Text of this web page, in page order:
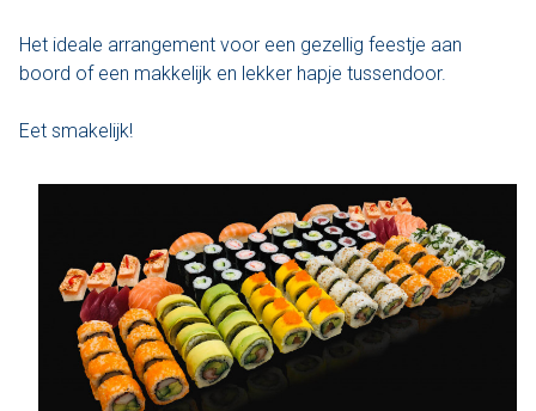
Varen & Tapas
Varen & Lunch
Varen & BBQ
Onze sloepen
Contact
Werken bij Sloep Huren Utrecht
Het ideale arrangement voor een gezellig feestje aan
boord of een makkelijk en lekker hapje tussendoor.
Eet smakelijk!